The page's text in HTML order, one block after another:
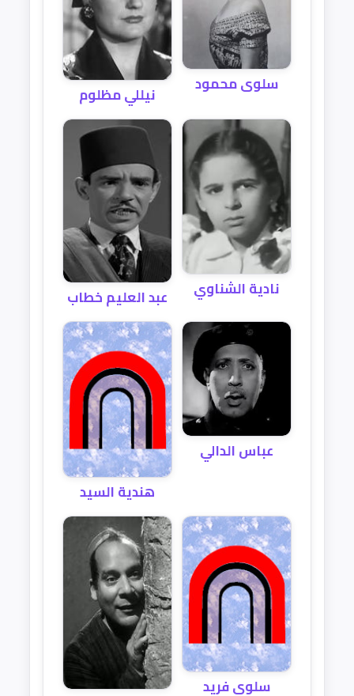
سلوى محمود نيللي مظلوم
نادية الشناوي عبد العليم خطاب
عباس الدالي
هندية السيد
سلوى فريد